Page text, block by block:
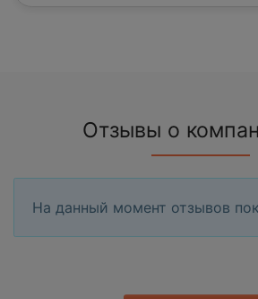
Отзывы о
На данный момент отзывов